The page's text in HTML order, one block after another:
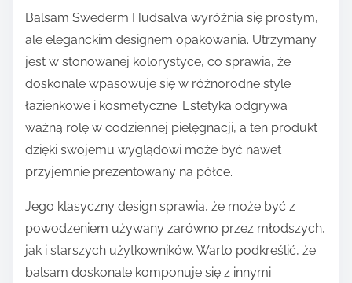
Balsam Swederm Hudsalva wyróżnia się prostym,
ale eleganckim designem opakowania. Utrzymany
jest w stonowanej kolorystyce, co sprawia, że
doskonale wpasowuje się w różnorodne style
łazienkowe i kosmetyczne. Estetyka odgrywa
ważną rolę w codziennej pielęgnacji, a ten produkt
dzięki swojemu wyglądowi może być nawet
przyjemnie prezentowany na półce.
Jego klasyczny design sprawia, że może być z
powodzeniem używany zarówno przez młodszych,
jak i starszych użytkowników. Warto podkreślić, że
balsam doskonale komponuje się z innymi